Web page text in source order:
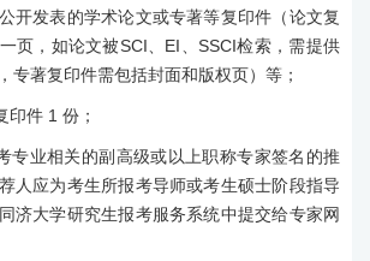
开发表的学术论文或专著等复印件（论文复
页，如论文被SCI、 EI、SSCI检索，需提供
专著复印件需包括封面和版权页）等；
印件 1 份；
专业相关的副高级或以上职称专家签名的推
人应为考生所报考导师或考生硕士阶段指导
济大学研究生报考服务系统中提交给专家网